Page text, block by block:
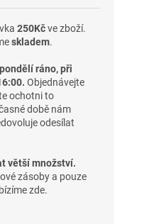
250Kčve zboží.
skladem.
ráno, při
Objednávejte
ochotni to
době nám
odesílat
větší množství.
zásoby a pouze
zde.